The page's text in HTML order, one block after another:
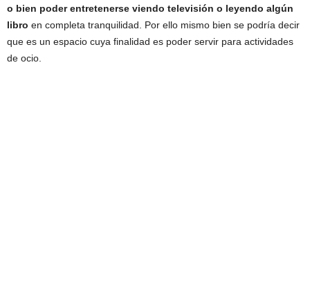
o bien poder entretenerse viendo televisión o leyendo algún
libro en completa tranquilidad. Por ello mismo bien se podría decir
que es un espacio cuya finalidad es poder servir para actividades
de ocio.